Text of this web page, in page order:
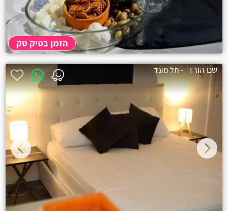
הזמן בטיק טק
שם הורד - תל מונד